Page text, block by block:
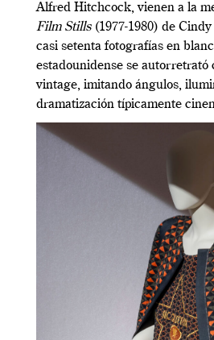
Alfred Hitchcock, vienen a la
Film Stills(1977-1980) de
casi setenta fotografías en
estadounidense se autorretrató
vintage, imitando ángulos,
dramatización típicamente